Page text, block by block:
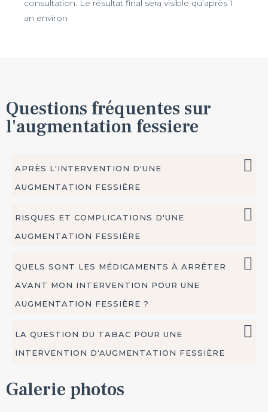
consultation. Le résultat final sera visible qu’après 1
an environ
Questions fréquentes sur
l'augmentation fessiere
APRÈS L'INTERVENTION D'UNE
AUGMENTATION FESSIÈRE
RISQUES ET COMPLICATIONS D'UNE
AUGMENTATION FESSIÈRE
QUELS SONT LES MÉDICAMENTS À ARRÊTER
AVANT MON INTERVENTION POUR UNE
AUGMENTATION FESSIÈRE ?
LA QUESTION DU TABAC POUR UNE
INTERVENTION D'AUGMENTATION FESSIÈRE
Galerie photos